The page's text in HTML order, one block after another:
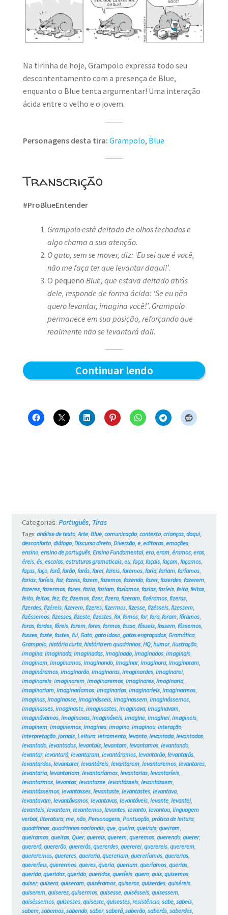
MINHA CONTA
CARRINHO
Na tirinha de hoje, Grampolo expressa todo seu
descontentamento com a presença de Blue,
enquanto o Blue tenta argumentar! Uma interação
ácida entre o velho e o jovem.
Personagens desta tira: Grampolo, Blue
Transcrição
#ProBlueEntender
Grampolo está deitado de olhos fechados e
algo chama a sua atenção.
O gato, sem se mover, diz: ‘Eu sei que é você,
não me faça ter que levantar daqui!’.
O pequeno Blue, que estava deitado atrás
dele, responde de forma ácida: ‘Se eu não
quero levantar, imagina você!’. Grampolo
permanece em sua posição, reforçando que
realmente não se levantará dali.
Continuar lendoQuem
–
#17
Categorias: Português, Tiras
Tags: análise de texto, Arte, Blue, comunicação, contexto, crianças, daqui,
desconforto, diálogo, Discurso direto, Diversão, e, editoras, emoções,
ensino, ensino de português, Ensino Fundamental, era, eram, éramos, eras,
éreis, és, escolas, estruturas gramaticais, eu, faça, façais, façam, façamos,
faças, faço, fará, farão, farás, farei, fareis, faremos, faria, fariam, faríamos,
farias, faríeis, faz, fazeis, fazem, fazemos, fazendo, fazer, fazerdes, fazerem,
fazeres, fazermos, fazes, fazia, faziam, fazíamos, fazias, fazíeis, feita, feitas,
feito, feitos, fez, fiz, fizemos, fizer, fizera, fizeram, fizéramos, fizeras,
fizerdes, fizéreis, fizerem, fizeres, fizermos, fizesse, fizésseis, fizessem,
fizéssemos, fizesses, fizeste, fizestes, foi, fomos, for, fora, foram, fôramos,
foras, fordes, fôreis, forem, fores, formos, fosse, fôsseis, fossem, fôssemos,
fosses, foste, fostes, fui, Gato, gato idoso, gatos engraçados, Gramática,
Grampolo, história curta, história em quadrinhos, HQ, humor, ilustração,
imagina, imaginada, imaginadas, imaginado, imaginados, imaginais,
imaginam, imaginamos, imaginando, imaginar, imaginara, imaginaram,
imagináramos, imaginarão, imaginaras, imaginardes, imaginarei,
imaginareis, imaginarem, imaginaremos, imaginares, imaginaria,
imaginariam, imaginaríamos, imaginarias, imaginaríeis, imaginarmos,
imaginas, imaginasse, imaginásseis, imaginassem, imaginássemos,
imaginasses, imaginaste, imaginastes, imaginava, imaginavam,
imaginávamos, imaginavas, imagináveis, imagine, imaginei, imagineis,
imaginem, imaginemos, imagines, imagino, imaginou, interação,
interpretação, jornais, Leitura, letramento, levanta, levantada, levantadas,
levantado, levantados, levantais, levantam, levantamos, levantando,
levantar, levantará, levantaram, levantáramos, levantarão, levantarás,
levantardes, levantarei, levantáreis, levantarem, levantaremos, levantares,
levantaria, levantariam, levantaríamos, levantarias, levantaríeis,
levantarmos, levantas, levantasse, levantásseis, levantassem,
levantássemos, levantasses, levantaste, levantastes, levantava,
levantavam, levantávamos, levantavas, levantáveis, levante, levantei,
levanteis, levantem, levantemos, levantes, levanto, levantou, linguagem
verbal, literatura, me, não, Personagens, Pontuação, prática de leitura,
quadrinhos, quadrinhos nacionais, que, queira, queirais, queiram,
queiramos, queiras, Quer, quereis, querem, queremos, querendo, querer,
quererá, quererão, quererás, quererdes, quererei, querereis, quererem,
quereremos, quereres, quereria, quereriam, quereríamos, quererias,
quereríeis, querermos, queres, queria, queriam, queríamos, querias,
querida, queridas, querido, queridos, queríeis, quero, quis, quisemos,
quiser, quisera, quiseram, quiséramos, quiseras, quiserdes, quiséreis,
quiserem, quiseres, quisermos, quisesse, quisésseis, quisessem,
quiséssemos, quisesses, quiseste, quisestes, resistência, sabe, sabeis,
sabem, sabemos, sabendo, saber, saberá, saberão, saberás, saberdes,